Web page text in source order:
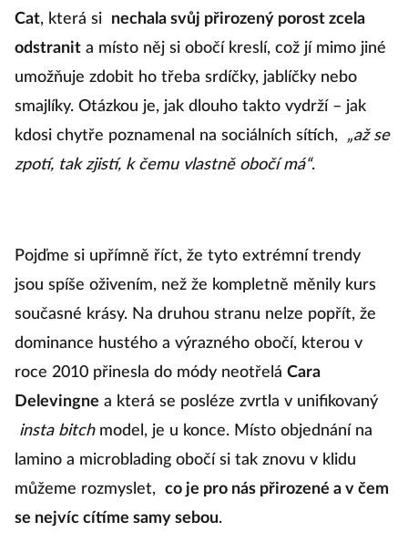
Cat, která si
nechala svůj přirozený porost zcela
odstranit a místo něj si obočí kreslí, což jí mimo jiné
umožňuje zdobit ho třeba srdíčky, jablíčky nebo
smajlíky. Otázkou je, jak dlouho takto vydrží – jak
kdosi chytře poznamenal na sociálních sítích,
„až se
zpotí, tak zjistí, k čemu vlastně obočí má“.
Pojďme si upřímně říct, že tyto extrémní trendy
jsou spíše oživením, než že kompletně měnily kurs
současné krásy. Na druhou stranu nelze popřít, že
dominance hustého a výrazného obočí, kterou v
roce 2010 přinesla do módy neotřelá Cara
Delevingne a která se posléze zvrtla v unifikovaný
insta bitchmodel, je u konce. Místo objednání na
lamino a microblading obočí si tak znovu v klidu
můžeme rozmyslet, co je pro nás přirozené a v čem
se nejvíc cítíme samy sebou.